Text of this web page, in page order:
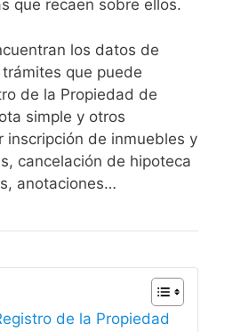
que recaen sobre ellos.
los datos de
que puede
de la Propiedad de
simple y otros
inscripción de inmuebles y
cancelación de hipoteca
anotaciones…
de la Propiedad